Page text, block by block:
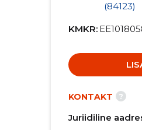
(84123)
KMKR:
KONTAKT ?
Juriidiline